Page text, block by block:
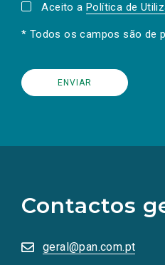
Aceito a Política de
* Todos os campos são de
Contactos
geral@pan.com.pt
redes
sociais
numa
nova